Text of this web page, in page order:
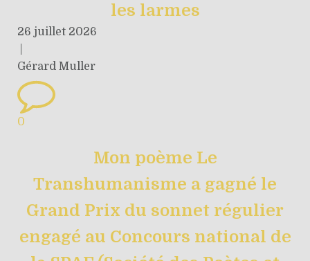
les larmes
26 juillet 2026
Gérard Muller
0
Mon poème Le
Transhumanisme a gagné le
Grand Prix du sonnet régulier
engagé au Concours national de